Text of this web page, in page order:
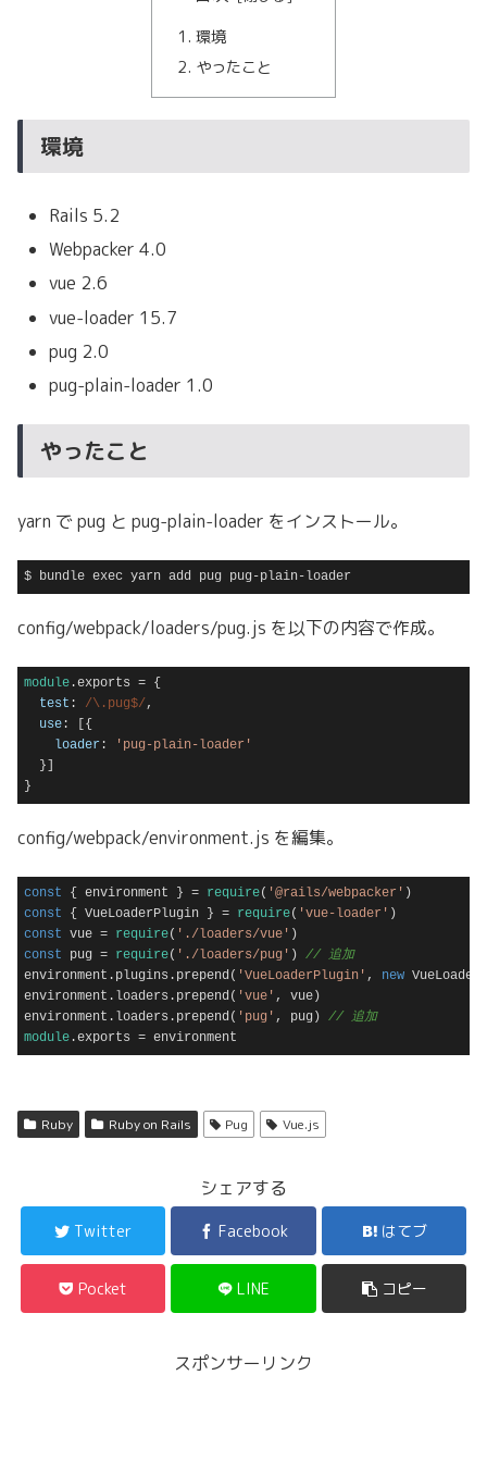
環境
やったこと
環境
Rails 5.2
Webpacker 4.0
vue 2.6
vue-loader 15.7
pug 2.0
pug-plain-loader 1.0
やったこと
yarn で pug と pug-plain-loader をインストール。
$ bundle exec yarn add pug pug-plain-loader
config/webpack/loaders/pug.js を以下の内容で作成。
module .exports = {
test : /\.pug$/ ,
use : [{
loader :
'pug-plain-loader'
  }]
}
config/webpack/environment.js を編集。
const { environment } = require( '@rails/webpacker'
const { VueLoaderPlugin } = require( 'vue-loader'
const vue = require( './loaders/vue'
const pug = require( './loaders/pug' ) // 追加
environment.plugins.prepend( 'VueLoaderPlugin' , new
environment.loaders.prepend( 'vue' , vue)
environment.loaders.prepend( 'pug' , pug) // 追加
module .exports = environment
Ruby Ruby on Rails Pug Vue.js
シェアする
Twitter Facebook はてブ
Pocket LINE コピー
スポンサーリンク